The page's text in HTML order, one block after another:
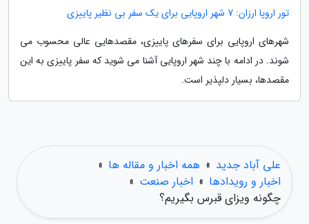
تور اروپا ارزان: 7 شهر اروپایی برای یک سفر بی نظیر پاییزی
شهرهای اروپایی برای سفرهای پاییزی، مقصدهایی عالی محسوب می
شوند. در ادامه با چند شهر اروپایی آشنا می شوید که سفر پاییزی به این
مقصدها، بسیار دلپذیر است.
علی آباد جدید » همه اخبار و مقاله ها »
اخبار و رویدادها » اخبار صنعت »
چگونه ویزای قبرس بگیریم؟